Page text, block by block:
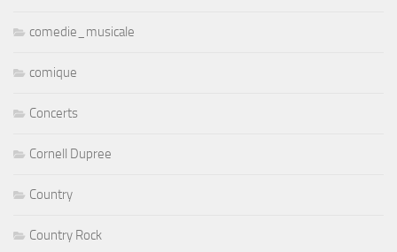
comedie_musicale
comique
Concerts
Cornell Dupree
Country
Country Rock